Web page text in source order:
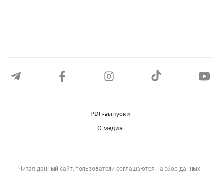
PDF-выпуски
О медиа
Читая данный сайт, пользователи соглашаются на сбор данных.